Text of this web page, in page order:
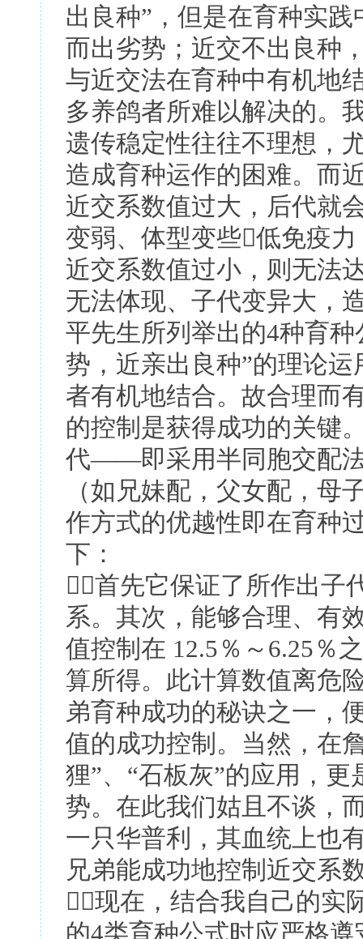
出良种”，但是在育种实
而出劣势；近交不出良种
与近交法在育种中有机地
多养鸽者所难以解决的。
遗传稳定性往往不理想，
造成育种运作的困难。
近交系数值过大，后代就
变弱、体型变些低免疫
近交系数值过小，则无法
无法体现、子代变异大，
平先生所列举出的4种育
势，近亲出良种”的理论
者有机地结合。故合理而
的控制是获得成功的关键
代——即采用半同胞交配
（如兄妹配，父女配，母
作方式的优越性即在育种
下：
首先它保证了所作出子
系。其次，能够合理、有
值控制在 12.5％～6.25％
算所得。此计算数值离危
弟育种成功的秘诀之一，
值的成功控制。当然，在
狸”、“石板灰”的应用，
势。在此我们姑且不谈，
一只华普利，其血统上也
兄弟能成功地控制近交系
现在，结合我自己的实
的4类育种公式时应严格